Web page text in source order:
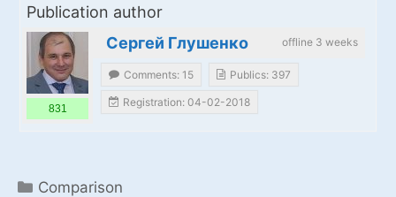
Publication author
offline 3 weeks
Сергей Глушенко
831
Comments: 15 Publics: 397
Registration: 04-02-2018
Categories
Comparison